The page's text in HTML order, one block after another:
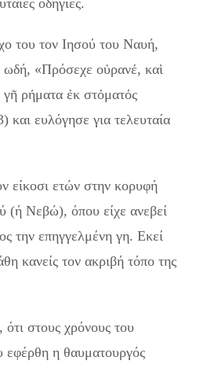
του τον Ιησού του Ναυή,
ωδή, «Πρόσεχε οὐρανέ, καὶ
ρήματα ἐκ στόματός
ευλόγησε για τελευταία
είκοσι ετών στην κορυφή
Νεβώ), όπου είχε ανεβεί
την επηγγελμένη γη. Εκεί
κανείς τον ακριβή τόπο της
στους χρόνους του
η θαυματουργός